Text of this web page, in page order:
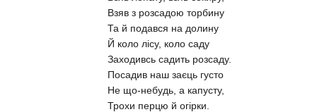
Взяв з розсадою торбину
Та й подався на долину
Й коло лісу, коло саду
Заходивсь садить розсаду.
Посадив наш заєць густо
Не що-небудь, а капусту,
Трохи перцю й огірки.